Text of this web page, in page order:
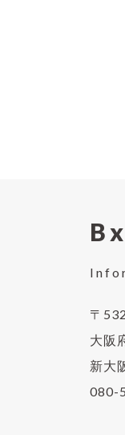
〒
大阪
新大
080-